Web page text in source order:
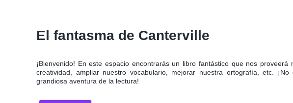
El fantasma de Canterville
¡Bienvenido! En este espacio encontrarás un libro fantástico que nos proveerá
creatividad, ampliar nuestro vocabulario, mejorar nuestra ortografía, etc.
grandiosa aventura de la lectura!